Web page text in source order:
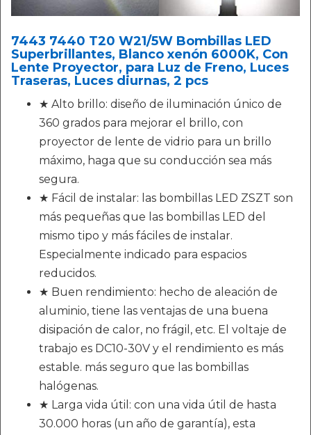
7443 7440 T20 W21/5W Bombillas LED
Superbrillantes, Blanco xenón 6000K, Con
Lente Proyector, para Luz de Freno, Luces
Traseras, Luces diurnas, 2 pcs
★ Alto brillo: diseño de iluminación único de
360 ​​grados para mejorar el brillo, con
proyector de lente de vidrio para un brillo
máximo, haga que su conducción sea más
segura.
★ Fácil de instalar: las bombillas LED ZSZT son
más pequeñas que las bombillas LED del
mismo tipo y más fáciles de instalar.
Especialmente indicado para espacios
reducidos.
★ Buen rendimiento: hecho de aleación de
aluminio, tiene las ventajas de una buena
disipación de calor, no frágil, etc. El voltaje de
trabajo es DC10-30V y el rendimiento es más
estable. más seguro que las bombillas
halógenas.
★ Larga vida útil: con una vida útil de hasta
30.000 horas (un año de garantía), esta